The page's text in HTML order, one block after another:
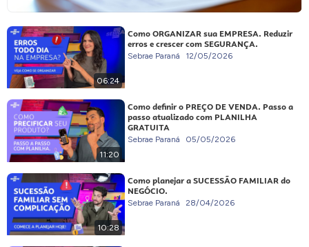
06:24
Como ORGANIZAR sua EMPRESA. Reduzir
erros e crescer com SEGURANÇA.
Sebrae Paraná 12/05/2026
11:20
Como definir o PREÇO DE VENDA. Passo a
passo atualizado com PLANILHA
GRATUITA
Sebrae Paraná 05/05/2026
10:28
Como planejar a SUCESSÃO FAMILIAR do
NEGÓCIO.
Sebrae Paraná 28/04/2026